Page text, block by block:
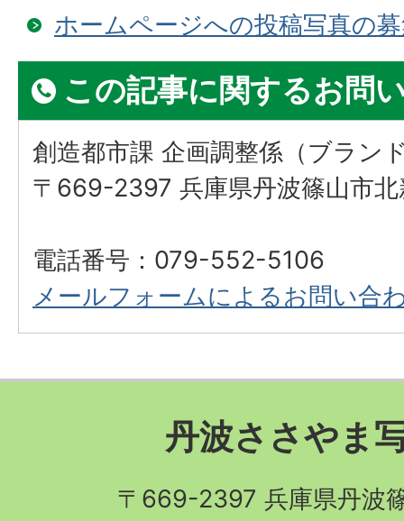
ホームページへの投稿写真の
この記事に関するお問
創造都市課 企画調整係（ブラン
〒669-2397 兵庫県丹波篠山市
電話番号：079-552-5106
メールフォームによるお問い合
丹波ささやま
〒669-2397 兵庫県丹波